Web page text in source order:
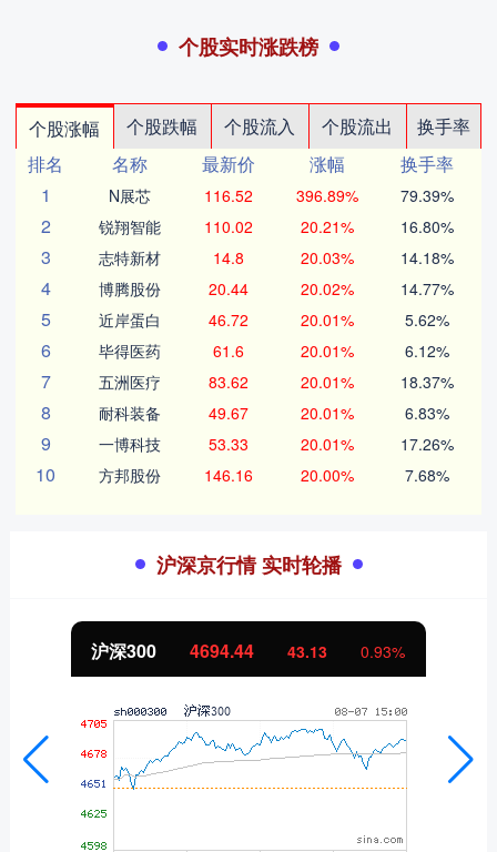
个股实时涨跌榜
个股涨幅 个股跌幅 个股流入 个股流出
换手率
排名
名称 最新价 涨幅
换手率
1
N展芯 116.52 396.89% 79.39%
2 锐翔智能 110.02 20.21% 16.80%
3 志特新材 14.8 20.03% 14.18%
4 博腾股份 20.44 20.02% 14.77%
5 近岸蛋白 46.72 20.01% 5.62%
6 毕得医药 61.6 20.01% 6.12%
7 五洲医疗 83.62 20.01% 18.37%
8 耐科装备 49.67 20.01% 6.83%
9 一博科技 53.33 20.01% 17.26%
10 方邦股份 146.16 20.00% 7.68%
沪深京行情 实时轮播
沪深300 4694.44 43.13 0.93%